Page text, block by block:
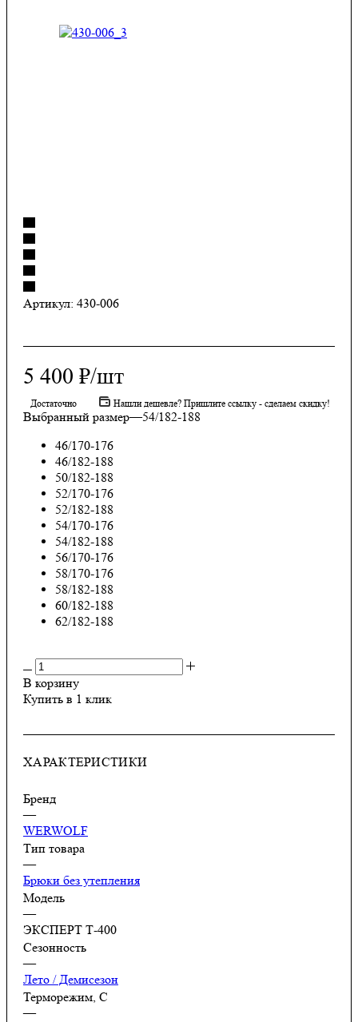
Артикул: 430-006
5 400 ₽/шт
Достаточно Нашли дешевле? Пришлите ссылку - сделаем скидку!
Выбранный размер—54/182-188
46/170-176
46/182-188
50/182-188
52/170-176
52/182-188
54/170-176
54/182-188
56/170-176
58/170-176
58/182-188
60/182-188
62/182-188
В корзину
Купить в 1 клик
ХАРАКТЕРИСТИКИ
Бренд
—
WERWOLF
Тип товара
—
Брюки без утепления
Модель
—
ЭКСПЕРТ Т-400
Сезонность
—
Лето / Демисезон
Терморежим, C
—